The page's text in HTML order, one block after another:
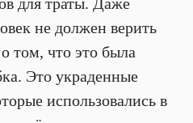
не должен верить
том, что это была
Это украденные
использовались в